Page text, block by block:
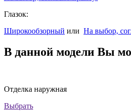
Глазок:
Широкообзорный или На выбор,
В данной модели Вы
Отделка наружная
Выбрать